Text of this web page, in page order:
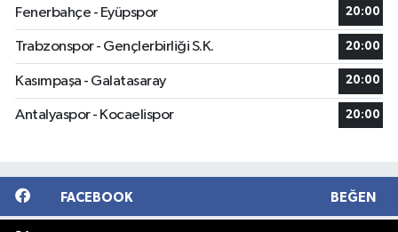
Fenerbahçe - Eyüpspor 20:00
Trabzonspor - Gençlerbirliği S.K. 20:00
Kasımpaşa - Galatasaray 20:00
Antalyaspor - Kocaelispor 20:00
FACEBOOK BEĞEN